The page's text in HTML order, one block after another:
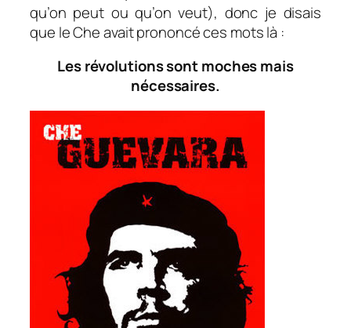
qu’on peut ou qu’on veut), donc je disais
que le Che avait prononcé ces mots là :
Les révolutions sont moches mais
nécessaires.